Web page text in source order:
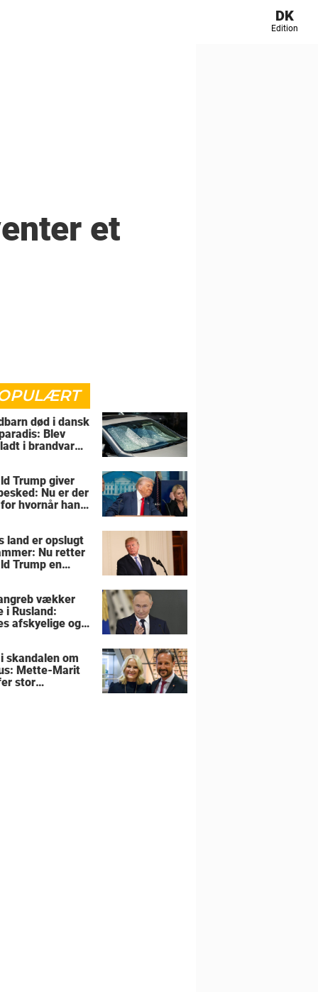
DK
Edition
et
død i dansk
Blev
i brandvarm
Trump giver
Nu er der
hvornår han
land er opslugt
Nu retter
Trump en
vækker
i Rusland:
afskyelige og
skandalen om
Mette-Marit
stor